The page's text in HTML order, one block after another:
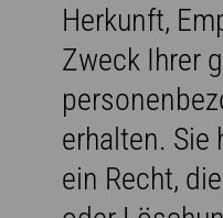
Herkunft,
Zweck Ihrer
erhalten. Sie
ein Recht,